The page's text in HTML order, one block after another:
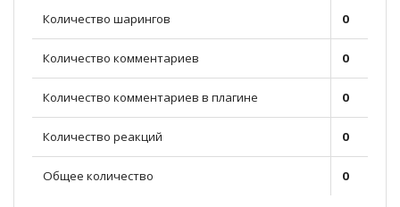
Количество шарингов 0
Количество комментариев 0
Количество комментариев в плагине 0
Количество реакций 0
Общее количество 0